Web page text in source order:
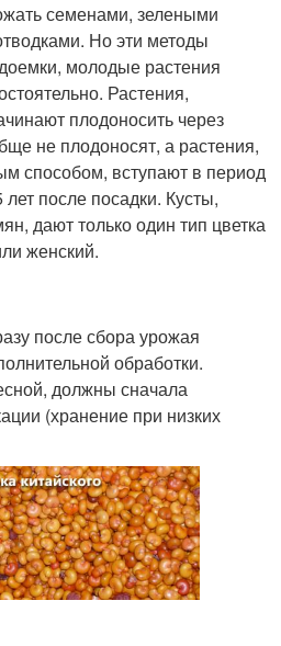
семенами, зелеными
Но эти методы
молодые растения
Растения,
плодоносить через
не плодоносят, а растения,
способом, вступают в период
после посадки. Кусты,
дают только один тип цветка
женский.
после сбора урожая
обработки.
должны сначала
(хранение при низких